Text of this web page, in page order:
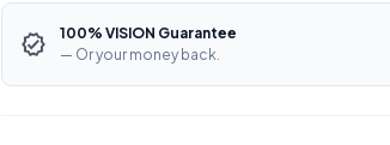
100% VISION Guarantee
— Or your money back.